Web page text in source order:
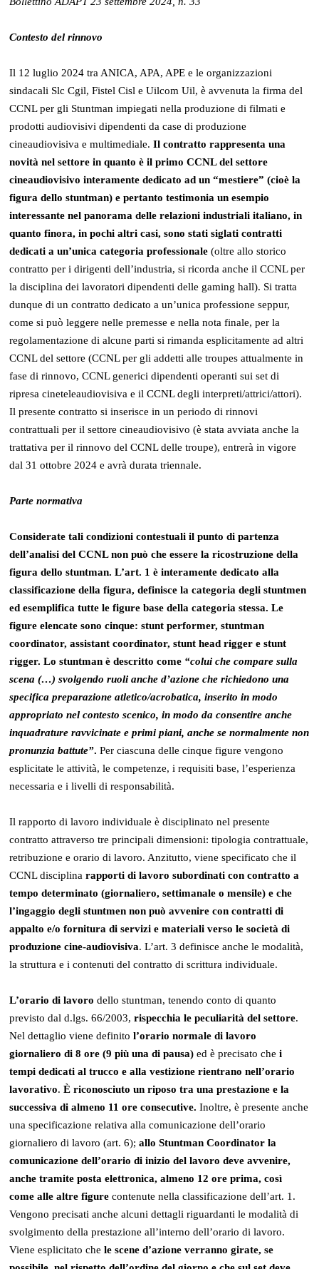
Contesto del rinnovo
Il 12 luglio 2024 tra ANICA, APA, APE e le organizzazioni
sindacali Slc Cgil, Fistel Cisl e Uilcom Uil, è avvenuta la firma del
CCNL per gli Stuntman impiegati nella produzione di filmati e
prodotti audiovisivi dipendenti da case di produzione
cineaudiovisiva e multimediale.Il contratto rappresenta una
novità nel settore in quanto è il primo CCNL del settore
cineaudiovisivo interamente dedicato ad un “mestiere” (cioè la
figura dello stuntman) e pertanto testimonia un esempio
interessante nel panorama delle relazioni industriali italiano, in
quanto finora, in pochi altri casi, sono stati siglati contratti
dedicati a un’unica categoria professionale(oltre allo storico
contratto per i dirigenti dell’industria, si ricorda anche il CCNL per
la disciplina dei lavoratori dipendenti delle gaming hall). Si tratta
dunque di un contratto dedicato a un’unica professione seppur,
come si può leggere nelle premesse e nella nota finale, per la
regolamentazione di alcune parti si rimanda esplicitamente ad altri
CCNL del settore (CCNL per gli addetti alle troupes attualmente in
fase di rinnovo, CCNL generici dipendenti operanti sui set di
ripresa cineteleaudiovisiva e il CCNL degli interpreti/attrici/attori).
Il presente contratto si inserisce in un periodo di rinnovi
contrattuali per il settore cineaudiovisivo (è stata avviata anche la
trattativa per il rinnovo del CCNL delle troupe), entrerà in vigore
dal 31 ottobre 2024 e avrà durata triennale.
Parte normativa
Considerate tali condizioni contestuali il punto di partenza
dell’analisi del CCNL non può che essere la ricostruzione della
figura dello stuntman. L’art. 1 è interamente dedicato alla
classificazione della figura, definisce la categoria degli stuntmen
ed esemplifica tutte le figure base della categoria stessa. Le
figure elencate sono cinque: stunt performer, stuntman
coordinator, assistant coordinator, stunt head rigger e stunt
rigger. Lo stuntman è descritto come “colui che compare sulla
scena (…) svolgendo ruoli anche d’azione che richiedono una
specifica preparazione atletico/acrobatica, inserito in modo
appropriato nel contesto scenico, in modo da consentire anche
inquadrature ravvicinate e primi piani, anche se normalmente non
pronunzia battute”. Per ciascuna delle cinque figure vengono
esplicitate le attività, le competenze, i requisiti base, l’esperienza
necessaria e i livelli di responsabilità.
Il rapporto di lavoro individuale è disciplinato nel presente
contratto attraverso tre principali dimensioni: tipologia contrattuale,
retribuzione e orario di lavoro. Anzitutto, viene specificato che il
CCNL disciplinarapporti di lavoro subordinati con contratto a
tempo determinato (giornaliero, settimanale o mensile) e che
l’ingaggio degli stuntmen non può avvenire con contratti di
appalto e/o fornitura di servizi e materiali verso le società di
produzione cine-audiovisiva. L’art. 3 definisce anche le modalità,
la struttura e i contenuti del contratto di scrittura individuale.
L’orario di lavoro dello stuntman, tenendo conto di quanto
previsto dal d.lgs. 66/2003,rispecchia le peculiarità del settore.
Nel dettaglio viene definitol’orario normale di lavoro
giornaliero di 8 ore (9 più una di pausa) ed è precisato chei
tempi dedicati al trucco e alla vestizione rientrano nell’orario
lavorativo.È riconosciuto un riposo tra una prestazione e la
successiva di almeno 11 ore consecutive. Inoltre, è presente anche
una specificazione relativa alla comunicazione dell’orario
giornaliero di lavoro (art. 6);allo Stuntman Coordinator la
comunicazione dell’orario di inizio del lavoro deve avvenire,
anche tramite posta elettronica, almeno 12 ore prima, così
come alle altre figure contenute nella classificazione dell’art. 1.
Vengono precisati anche alcuni dettagli riguardanti le modalità di
svolgimento della prestazione all’interno dell’orario di lavoro.
Viene esplicitato chele scene d’azione verranno girate, se